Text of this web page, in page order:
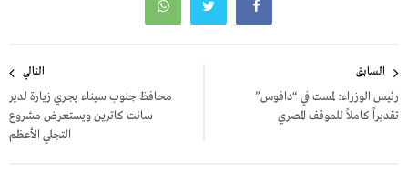
المقالات
السابق
رئيس الوزراء: لمست في “دافوس”
تقديراً كاملاً للموقف المصري
التالي
محافظ جنوب سيناء يجري زيارة لدير
سانت كاترين ويستعرض مشروع
التجلي الأعظم